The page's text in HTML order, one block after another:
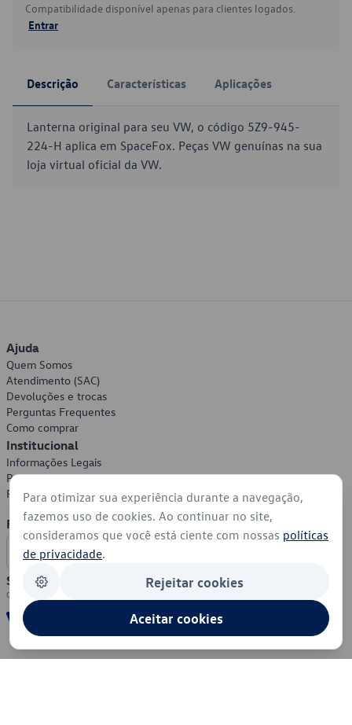
Compatibilidade disponível apenas para clientes logados.
Entrar
Descrição Características Aplicações
Lanterna original para seu VW, o código 5Z9-945-
224-H aplica em SpaceFox. Peças VW genuínas na sua
loja virtual oficial da VW.
Ajuda
Quem Somos
Atendimento (SAC)
Devoluções e trocas
Perguntas Frequentes
Como comprar
Institucional
Informações Legais
Política de Privacidade
Política de Cookies
Formas de Pagamento
Segurança
Para otimizar sua experiência durante a navegação,
fazemos uso de cookies. Ao continuar no site,
consideramos que você está ciente com nossas políticas
de privacidade.
Rejeitar cookies
Aceitar cookies